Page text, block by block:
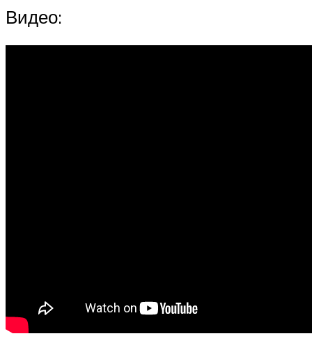
Видео: